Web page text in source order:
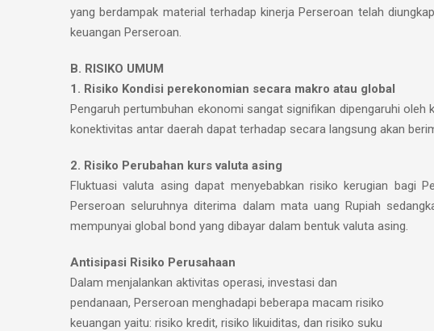
yang berdampak material terhadap kinerja Perseroan telah
keuangan Perseroan.
B. RISIKO UMUM
1. Risiko Kondisi perekonomian secara makro atau global
Pengaruh pertumbuhan ekonomi sangat signifikan dipengaruhi
konektivitas antar daerah dapat terhadap secara langsung akan
2. Risiko Perubahan kurs valuta asing
Fluktuasi valuta asing dapat menyebabkan risiko kerugian bagi
Perseroan seluruhnya diterima dalam mata uang Rupiah
mempunyai global bond yang dibayar dalam bentuk valuta asing.
Antisipasi Risiko Perusahaan
Dalam menjalankan aktivitas operasi, investasi dan
pendanaan, Perseroan menghadapi beberapa macam risiko
keuangan yaitu: risiko kredit, risiko likuiditas, dan risiko suku